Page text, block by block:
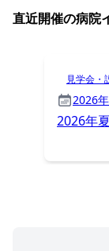
直近開催の病院
見学会・
2026
2026年